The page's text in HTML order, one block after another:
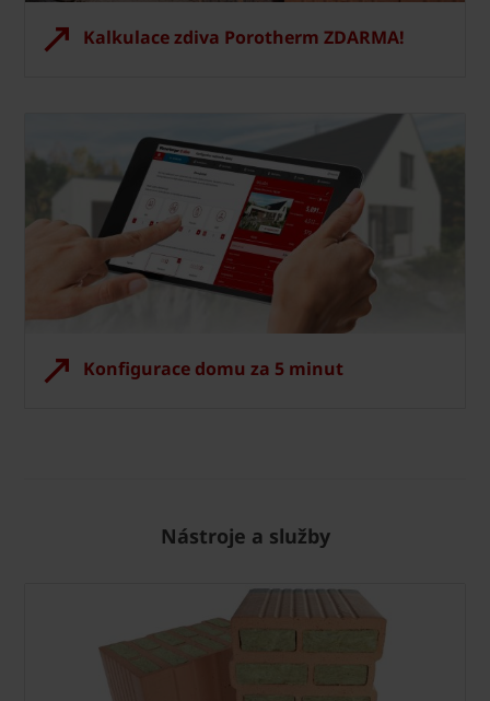
Kalkulace zdiva Porotherm ZDARMA!
Konfigurace domu za 5 minut
Nástroje a služby